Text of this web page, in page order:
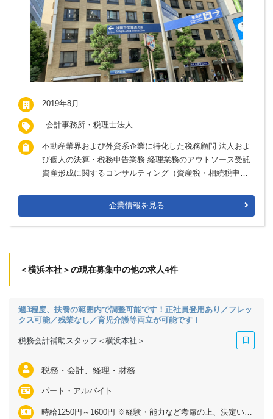
2019年8月
会計事務所・税理士法人
不動産業界および外資系企業に特化した税務顧問 法人およ
び個人の決算・税務申告業務 経理業務のアウトソース受託
資産形成に関するコンサルティング（資産税・相続税申告
企業情報を見る
＜横浜本社＞の現在募集中の他の求人4件
週3程度、扶養の範囲内で調整可能です！正社員登用あり／フレッ
クス可能／残業なし／育児介護等両立が可能です！
税務会計補助スタッフ＜横浜本社＞
税務・会計、経理・財務
パート・アルバイト
時給1250円～1600円 ※経験・能力など考慮の上、決定いたします ※残業代は全額支給